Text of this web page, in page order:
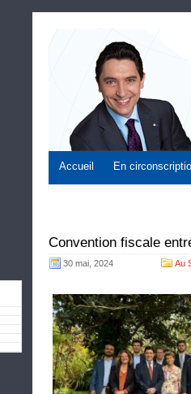
Accueil En
Convention fiscale
30 mai, 2024 Au